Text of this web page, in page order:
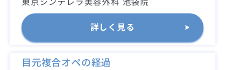
詳しく見る
目元複合オペの経過